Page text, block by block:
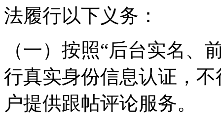
法履行以下义务：
（一）按照“后台实名、
行真实身份信息认证，
户提供跟帖评论服务。